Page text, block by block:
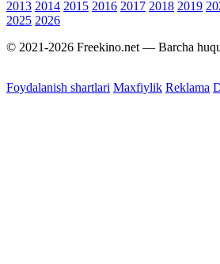
2013 2014 2015 2016 2017 2018 2019
2025 2026
© 2021-2026 Freekino.net — Barcha
Foydalanish shartlari Maxfiylik Reklama